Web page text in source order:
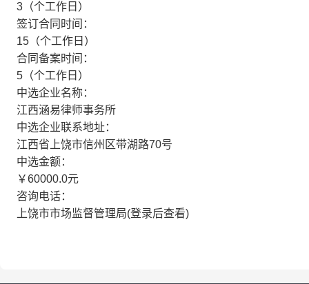
3（个工作日）
签订合同时间：
15（个工作日）
合同备案时间：
5（个工作日）
中选企业名称：
江西涵易律师事务所
中选企业联系地址：
江西省上饶市信州区带湖路70号
中选金额：
￥60000.0元
咨询电话：
上饶市市场监督管理局(登录后查看)